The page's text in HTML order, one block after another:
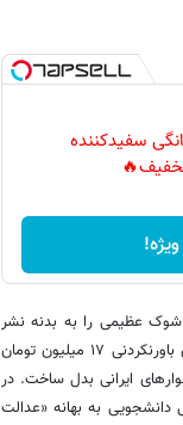
سفیدکننده
شوک عظیمی را به بدنه نشر
وارد کرد. جهش جنون‌آمیز قیمت کاغذ و ملزومات چاپ که بهای هر بند کاغذ را به مرزهای باورنکردنی ۱۷ میلیون تومان
ایرانی بدل ساخت. در
به بهانه «عدالت